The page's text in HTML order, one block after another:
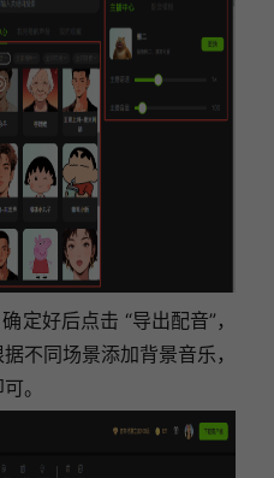
定好后点击 “导出配音”，
不同场景添加背景音乐，
。